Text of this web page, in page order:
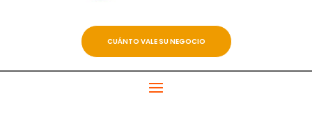
CUÁNTO VALE SU NEGOCIO